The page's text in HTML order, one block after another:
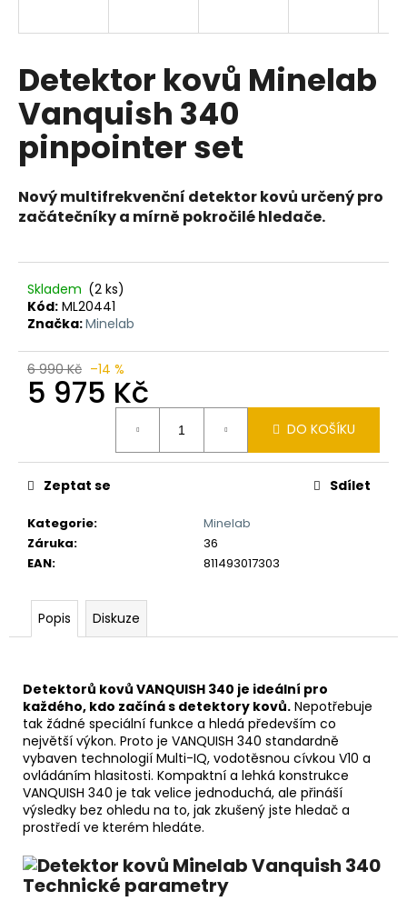
Detektor kovů Minelab
Vanquish 340
pinpointer set
Nový multifrekvenční detektor kovů určený pro
začátečníky a mírně pokročilé hledače.
Skladem (2 ks)
Kód: ML20441
Značka:Minelab
6 990 Kč –14 %
5 975 Kč
DO KOŠÍKU
Kategorie:
Minelab
Záruka:
36
EAN: 811493017303
Zeptat se Sdílet
Popis Diskuze
Detektorů kovů VANQUISH 340 je ideální pro
každého, kdo začíná s detektory kovů. Nepotřebuje
tak žádné speciální funkce a hledá především co
největší výkon. Proto je VANQUISH 340 standardně
vybaven technologií Multi-IQ, vodotěsnou cívkou V10 a
ovládáním hlasitosti. Kompaktní a lehká konstrukce
VANQUISH 340 je tak velice jednoduchá, ale přináší
výsledky bez ohledu na to, jak zkušený jste hledač a
prostředí ve kterém hledáte.
Technické parametry
í
t
?
HLEDAT
D
o
p
o
u
e
m
DETEKTOR
THE
LEGEND
2
990
Kč